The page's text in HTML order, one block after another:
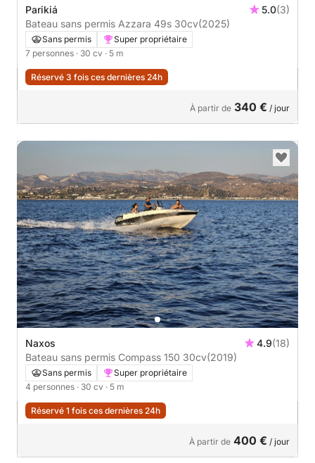
Parikiá 5.0(3)
Bateau sans permis Azzara 49s 30cv(2025)
Sans permis
Super propriétaire
7 personnes · 30 cv · 5 m
Réservé 3 fois ces dernières 24h
À partir de 340 € / jour
Naxos 4.9(18)
Bateau sans permis Compass 150 30cv(2019)
Sans permis
Super propriétaire
4 personnes · 30 cv · 5 m
Réservé 1 fois ces dernières 24h
À partir de 400 € / jour